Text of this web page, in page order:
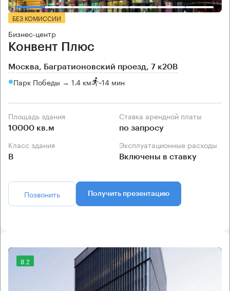
БЕЗ КОМИССИИ
Бизнес-центр
Конвент Плюс
Москва, Багратионовский проезд, 7 к20В
Парк Победы → 1.4 км ~14 мин
Площадь здания
10000 кв.м
Ставка арендной платы
по запросу
Класс здания
B
Эксплуатационные расходы
Включены в ставку
Позвонить Получить презентацию
8.2